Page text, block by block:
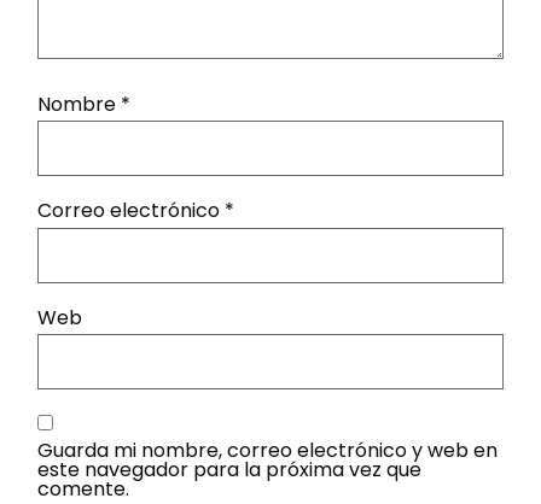
Nombre *
Correo electrónico *
Web
Guarda mi nombre, correo electrónico y web en
este navegador para la próxima vez que
comente.